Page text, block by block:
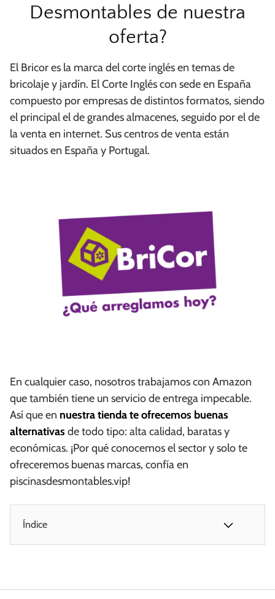
Desmontables de nuestra
oferta?
El Bricor es la marca del corte inglés en temas de
bricolaje y jardín. El Corte Inglés con sede en España
compuesto por empresas de distintos formatos, siendo
el principal el de grandes almacenes, seguido por el de
la venta en internet. Sus centros de venta están
situados en España y Portugal.
En cualquier caso, nosotros trabajamos con Amazon
que también tiene un servicio de entrega impecable.
Así que en nuestra tienda te ofrecemos buenas
alternativas de todo tipo: alta calidad, baratas y
económicas. ¡Por qué conocemos el sector y solo te
ofreceremos buenas marcas, confía en
piscinasdesmontables.vip!
Índice